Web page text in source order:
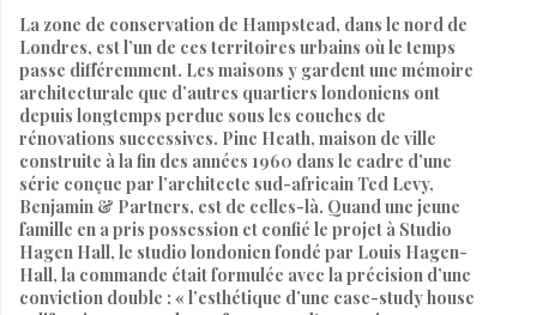
La zone de conservation de Hampstead, dans le nord de
Londres, est l’un de ces territoires urbains où le temps
passe différemment. Les maisons y gardent une mémoire
architecturale que d’autres quartiers londoniens ont
depuis longtemps perdue sous les couches de
rénovations successives. Pine Heath, maison de ville
construite à la fin des années 1960 dans le cadre d’une
série conçue par l’architecte sud-africain Ted Levy,
Benjamin & Partners, est de celles-là. Quand une jeune
famille en a pris possession et confié le projet à Studio
Hagen Hall, le studio londonien fondé par Louis Hagen-
Hall, la commande était formulée avec la précision d’une
conviction double : « l’esthétique d’une case-study house